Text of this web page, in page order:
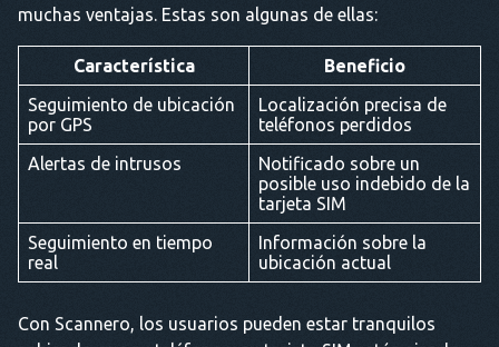
muchas ventajas. Estas son algunas de ellas:
Característica
Beneficio
Seguimiento de ubicación
por GPS
Localización precisa de
teléfonos perdidos
Alertas de intrusos
Notificado sobre un
posible uso indebido de la
tarjeta SIM
Seguimiento en tiempo
real
Información sobre la
ubicación actual
Con Scannero, los usuarios pueden estar tranquilos